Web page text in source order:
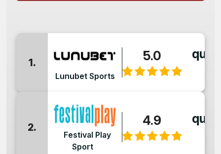
1.
Lunubet Sports
5.0
2.
Festival Play
Sport
4.9